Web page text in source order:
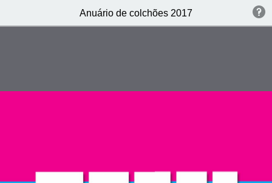
Anuário de colchões 2017